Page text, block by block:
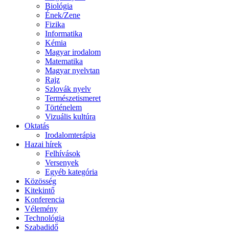
Biológia
Ének/Zene
Fizika
Informatika
Kémia
Magyar irodalom
Matematika
Magyar nyelvtan
Rajz
Szlovák nyelv
Természetismeret
Történelem
Vizuális kultúra
Oktatás
Irodalomterápia
Hazai hírek
Felhívások
Versenyek
Egyéb kategória
Közösség
Kitekintő
Konferencia
Vélemény
Technológia
Szabadidő